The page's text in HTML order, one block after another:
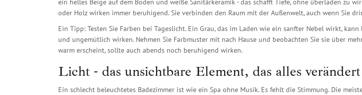
ein helles Beige auf dem Boden und weiße Sanitärkeramik - das schafft Tiefe, ohne überladen zu
oder Holz wirken immer beruhigend. Sie verbinden den Raum mit der Außenwelt, auch wenn Sie
Ein Tipp: Testen Sie Farben bei Tageslicht. Ein Grau, das im Laden wie ein sanfter Nebel wirkt,
und ungemütlich wirken. Nehmen Sie Farbmuster mit nach Hause und beobachten Sie sie über
warm erscheint, sollte auch abends noch beruhigend wirken.
Licht - das unsichtbare Element, das alles verändert
Ein schlecht beleuchtetes Badezimmer ist wie ein Spa ohne Musik. Es fehlt die Stimmung. Die